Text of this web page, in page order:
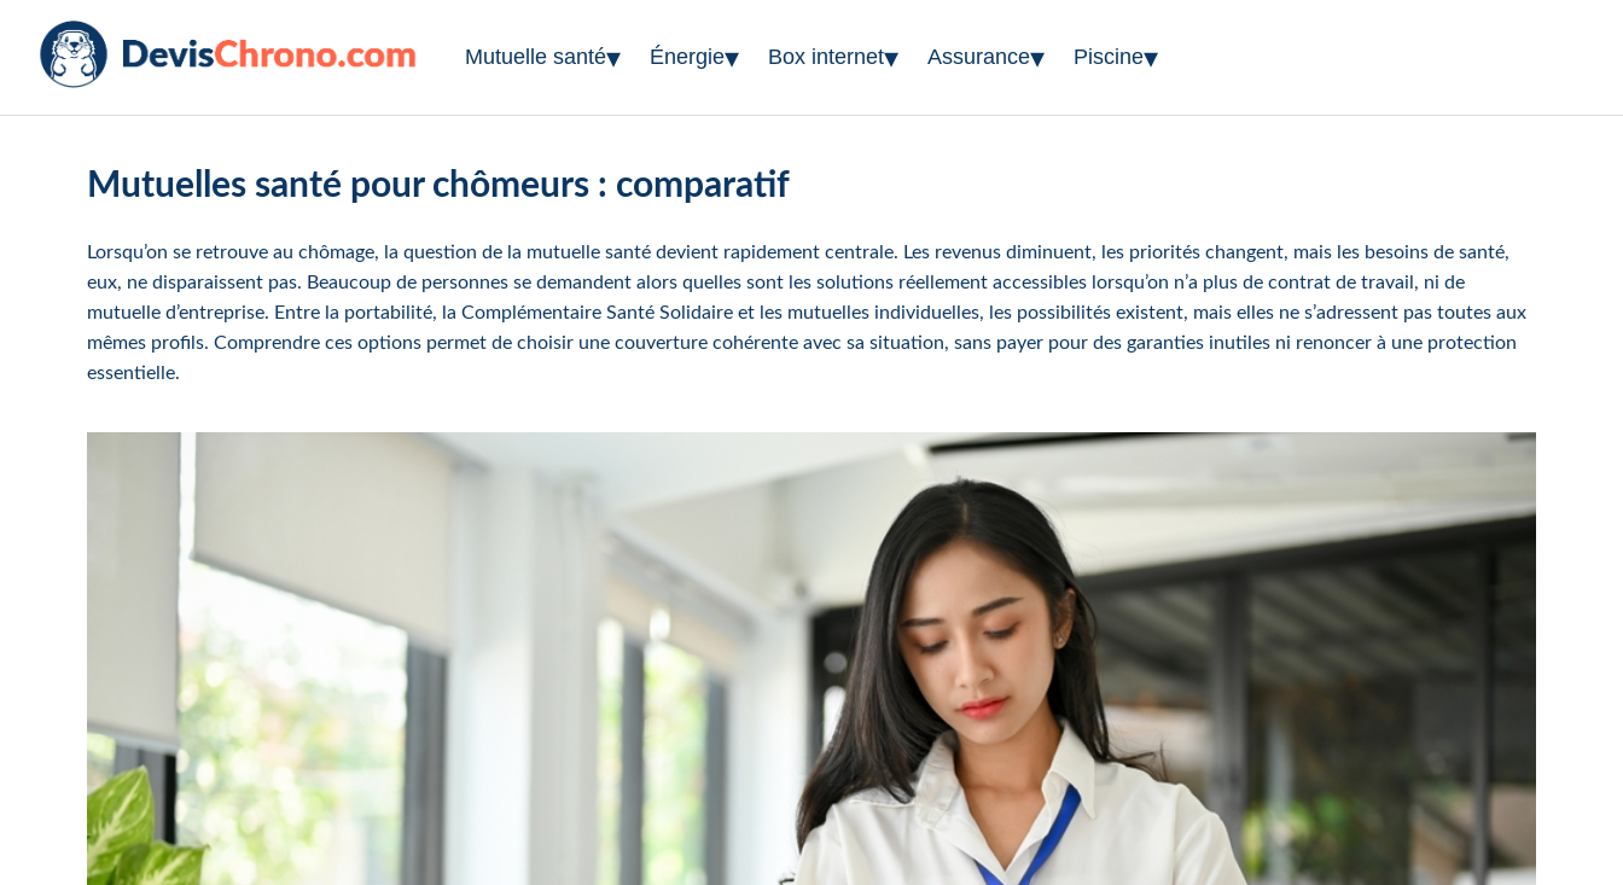
Mutuelle santé▾ Énergie▾ Box internet▾ Assurance▾ Piscine▾
Mutuelles santé pour chômeurs : comparatif
Lorsqu’on se retrouve au chômage, la question de la mutuelle santé devient rapidement centrale. Les revenus diminuent, les priorités changent, mais les besoins de santé,
eux, ne disparaissent pas. Beaucoup de personnes se demandent alors quelles sont les solutions réellement accessibles lorsqu’on n’a plus de contrat de travail, ni de
mutuelle d’entreprise. Entre la portabilité, la Complémentaire Santé Solidaire et les mutuelles individuelles, les possibilités existent, mais elles ne s’adressent pas toutes aux
mêmes profils. Comprendre ces options permet de choisir une couverture cohérente avec sa situation, sans payer pour des garanties inutiles ni renoncer à une protection
essentielle.